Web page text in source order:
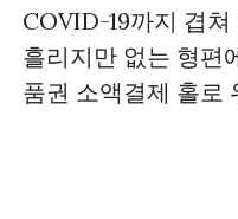
COVID-19까지 겹
흘리지만 없는 형편
품권 소액결제 홀로